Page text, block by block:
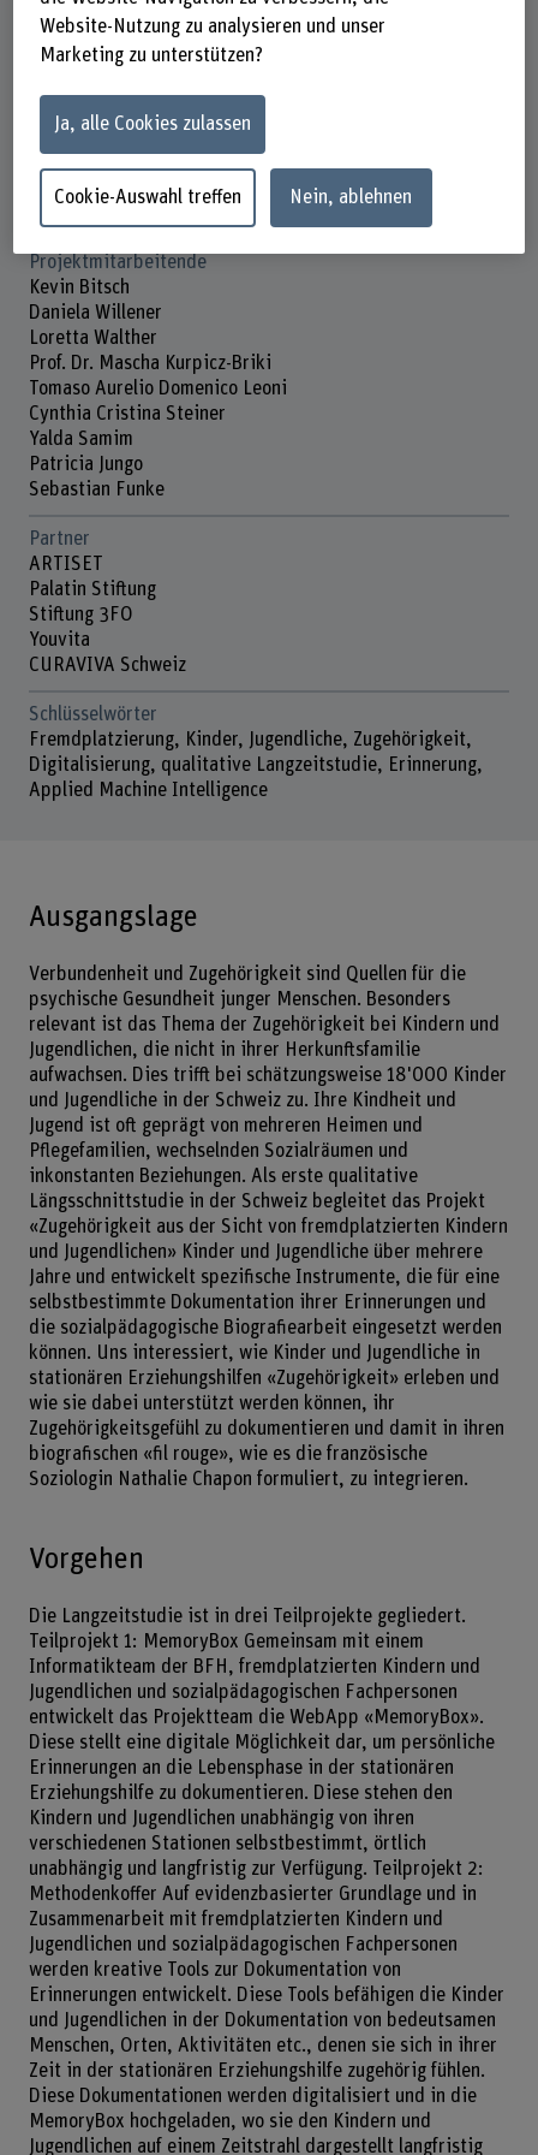
Förderorganisation
Andere
01.08.2022 - 31.12.2027
Prof. Dr. Emanuela Chiapparini
Projektmitarbeitende
Kevin Bitsch
Daniela Willener
Loretta Walther
Prof. Dr. Mascha Kurpicz-Briki
Tomaso Aurelio Domenico Leoni
Cynthia Cristina Steiner
Yalda Samim
Patricia Jungo
Sebastian Funke
Partner
ARTISET
Palatin Stiftung
Stiftung 3FO
Youvita
CURAVIVA Schweiz
Schlüsselwörter
Fremdplatzierung, Kinder, Jugendliche, Zugehörigkeit,
Digitalisierung, qualitative Langzeitstudie, Erinnerung,
Applied Machine Intelligence
Ausgangslage
Verbundenheit und Zugehörigkeit sind Quellen für die
psychische Gesundheit junger Menschen. Besonders
relevant ist das Thema der Zugehörigkeit bei Kindern und
Jugendlichen, die nicht in ihrer Herkunftsfamilie
aufwachsen. Dies trifft bei schätzungsweise 18'000 Kinder
und Jugendliche in der Schweiz zu. Ihre Kindheit und
Jugend ist oft geprägt von mehreren Heimen und
Pflegefamilien, wechselnden Sozialräumen und
inkonstanten Beziehungen. Als erste qualitative
Längsschnittstudie in der Schweiz begleitet das Projekt
«Zugehörigkeit aus der Sicht von fremdplatzierten Kindern
und Jugendlichen» Kinder und Jugendliche über mehrere
Jahre und entwickelt spezifische Instrumente, die für eine
selbstbestimmte Dokumentation ihrer Erinnerungen und
die sozialpädagogische Biografiearbeit eingesetzt werden
können. Uns interessiert, wie Kinder und Jugendliche in
stationären Erziehungshilfen «Zugehörigkeit» erleben und
wie sie dabei unterstützt werden können, ihr
Zugehörigkeitsgefühl zu dokumentieren und damit in ihren
biografischen «fil rouge», wie es die französische
Soziologin Nathalie Chapon formuliert, zu integrieren.
Vorgehen
Die Langzeitstudie ist in drei Teilprojekte gegliedert.
Teilprojekt 1: MemoryBox Gemeinsam mit einem
Informatikteam der BFH, fremdplatzierten Kindern und
Jugendlichen und sozialpädagogischen Fachpersonen
entwickelt das Projektteam die WebApp «MemoryBox».
Diese stellt eine digitale Möglichkeit dar, um persönliche
Erinnerungen an die Lebensphase in der stationären
Erziehungshilfe zu dokumentieren. Diese stehen den
Kindern und Jugendlichen unabhängig von ihren
verschiedenen Stationen selbstbestimmt, örtlich
unabhängig und langfristig zur Verfügung. Teilprojekt 2:
Methodenkoffer Auf evidenzbasierter Grundlage und in
Zusammenarbeit mit fremdplatzierten Kindern und
Jugendlichen und sozialpädagogischen Fachpersonen
werden kreative Tools zur Dokumentation von
Erinnerungen entwickelt. Diese Tools befähigen die Kinder
und Jugendlichen in der Dokumentation von bedeutsamen
Menschen, Orten, Aktivitäten etc., denen sie sich in ihrer
Zeit in der stationären Erziehungshilfe zugehörig fühlen.
Diese Dokumentationen werden digitalisiert und in die
MemoryBox hochgeladen, wo sie den Kindern und
Jugendlichen auf einem Zeitstrahl dargestellt langfristig
Website-Nutzung zu analysieren und unser
Marketing zu unterstützen?
Ja, alle Cookies zulassen
Cookie-Auswahl treffen Nein, ablehnen